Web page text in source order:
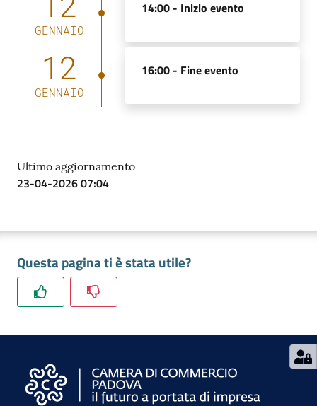
Servizi
Newsle
tter
Stampa
GENNAIO
14:00 - Inizio evento
12
GENNAIO
16:00 - Fine evento
Ultimo aggiornamento
23-04-2026 07:04
Questa pagina ti è stata utile?